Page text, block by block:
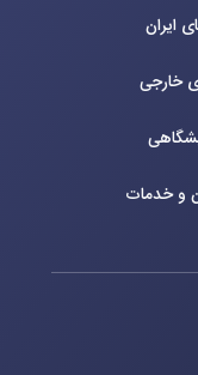
ایران
خارجی
و خدمات